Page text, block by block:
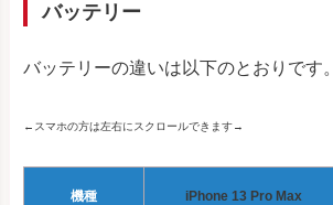
バッテリー
バッテリーの違いは以下のとおりです。
←スマホの方は左右にスクロールできます→
機種 iPhone 13 Pro Max